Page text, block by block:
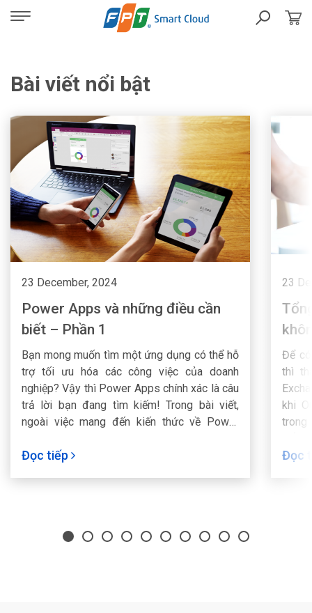
Bài viết nổi bật
23 December, 2024
Power Apps và những điều cần
biết – Phần 1
Bạn mong muốn tìm một ứng dụng có thể hỗ
trợ tối ưu hóa các công việc của doanh
nghiệp? Vậy thì Power Apps chính xác là câu
trả lời bạn đang tìm kiếm! Trong bài viết,
ngoài việc mang đến kiến thức về Power
tiết về những lợi ích và ứng dụng của Power
Đọc tiếp
23
Để
thì
khi
trong
theo
Đọc